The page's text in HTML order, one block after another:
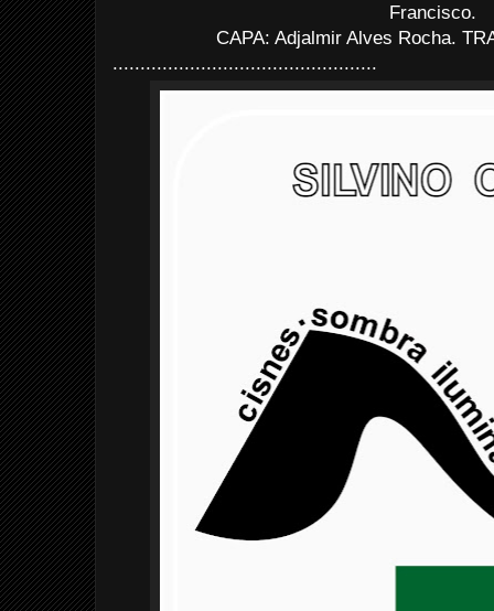
Francisco.
CAPA: Adjalmir Alves Rocha.
................................................